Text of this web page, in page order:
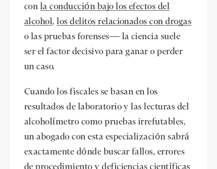
con la conducción bajo los efectos del
alcohol,los delitos relacionados con drogas
o las pruebas forenses— la ciencia suele
ser el factor decisivo para ganar o perder
un caso.
Cuando los fiscales se basan en los
resultados de laboratorio y las lecturas del
alcoholímetro como pruebas irrefutables,
un abogado con esta especialización sabrá
exactamente dónde buscar fallos, errores
de procedimiento y deficiencias científicas